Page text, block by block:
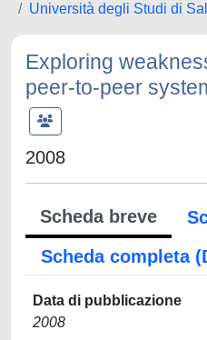
Università degli Studi di
Exploring
peer-to-peer
2008
Scheda breve
Scheda completa
Data di pubblicazione
2008